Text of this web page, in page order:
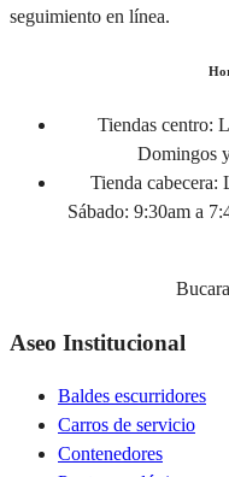
seguimiento en línea.
Tiendas centro:
Domingos
Tienda cabecera:
Sábado: 9:30am a
Aseo Institucional
Baldes escurridores
Carros de servicio
Contenedores